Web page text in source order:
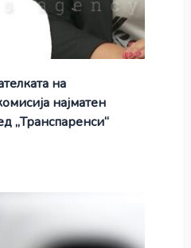
на
најматен
„Транспаренси“